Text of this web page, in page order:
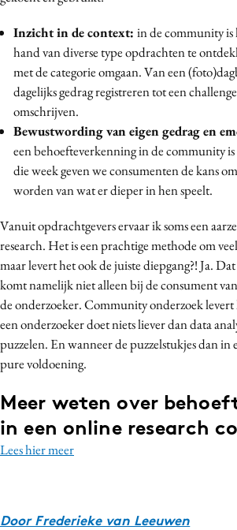
Inzicht in de context: in de community is
hand van diverse type opdrachten te
met de categorie omgaan. Van een
dagelijks gedrag registreren tot een
omschrijven.
Bewustwording van eigen gedrag en
een behoefteverkenning in de community
die week geven we consumenten de kans
worden van wat er dieper in hen speelt.
Vanuit opdrachtgevers ervaar ik soms een
research. Het is een prachtige methode om
maar levert het ook de juiste diepgang?! Ja.
komt namelijk niet alleen bij de consument
de onderzoeker. Community onderzoek levert
een onderzoeker doet niets liever dan data
puzzelen. En wanneer de puzzelstukjes dan in
pure voldoening.
Meer weten over
in een online research
Lees hier meer
Door Frederieke van Leeuwen